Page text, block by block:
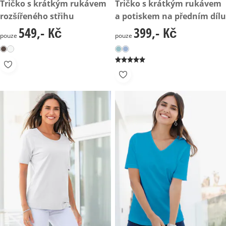
549,- Kč
Tričko s krátkým rukávem
rozšířeného střihu
549,- Kč
pouze 549,- Kč
399,- Kč
Tričko s krátkým rukávem
a potiskem na předním dílu
399,- Kč
pouze 399,- Kč